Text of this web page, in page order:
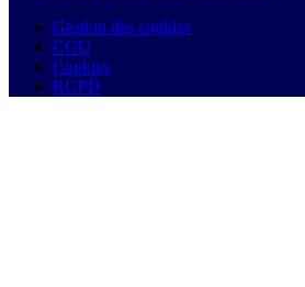
Gestion des cookies
CGU
Cookies
RGPD